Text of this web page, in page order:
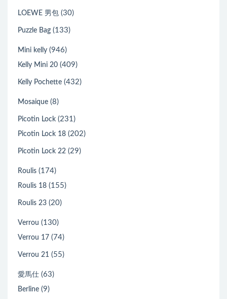
LOEWE 男包 (30)
Puzzle Bag (133)
Mini kelly (946)
Kelly Mini 20 (409)
Kelly Pochette (432)
Mosaique (8)
Picotin Lock (231)
Picotin Lock 18 (202)
Picotin Lock 22 (29)
Roulis (174)
Roulis 18 (155)
Roulis 23 (20)
Verrou (130)
Verrou 17 (74)
Verrou 21 (55)
愛馬仕 (63)
Berline (9)